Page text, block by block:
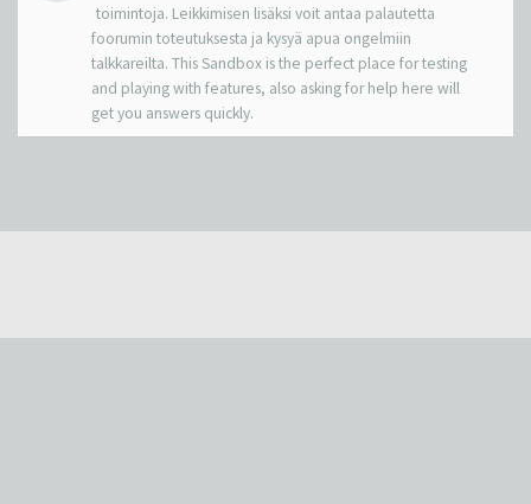
toimintoja. Leikkimisen lisäksi voit antaa palautetta
foorumin toteutuksesta ja kysyä apua ongelmiin
talkkareilta. This Sandbox is the perfect place for testing
and playing with features, also asking for help here will
get you answers quickly.